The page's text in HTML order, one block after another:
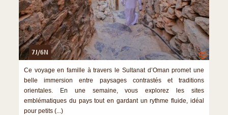
7J/6N ©
Ce voyage en famille à travers le Sultanat d’Oman promet une
belle immersion entre paysages contrastés et traditions
orientales. En une semaine, vous explorez les sites
emblématiques du pays tout en gardant un rythme fluide, idéal
pour petits (...)